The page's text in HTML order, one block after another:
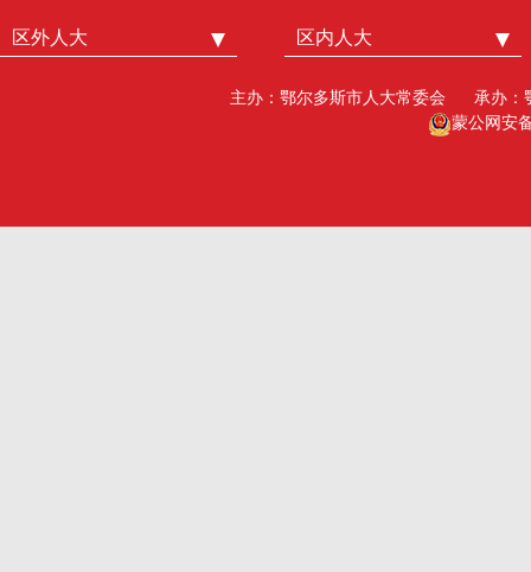
区外人大
中国人大
区内人大
内蒙古人大
包头人大
巴彦淖尔市人大
主办：鄂尔多斯市人大常委会
承办：
蒙公网安